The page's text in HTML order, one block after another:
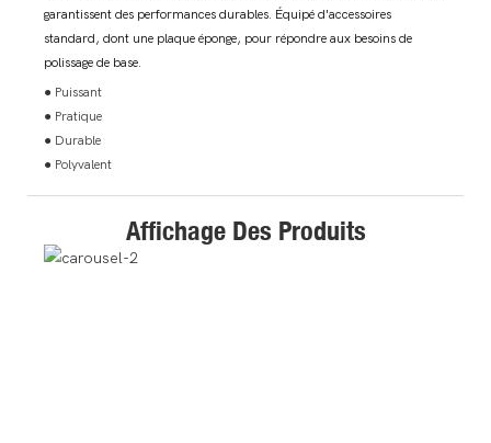
garantissent des performances durables. Équipé d'accessoires
standard, dont une plaque éponge, pour répondre aux besoins de
polissage de base.
● Puissant
● Pratique
● Durable
● Polyvalent
Affichage Des Produits